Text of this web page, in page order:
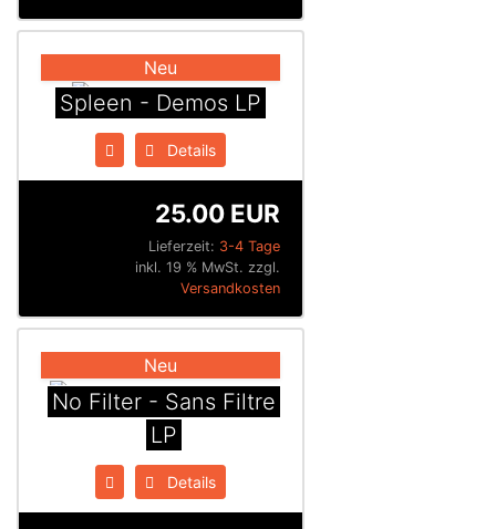
Neu
Spleen - Demos LP
Details
Lieferzeit: 3-4 Tage
25.00 EUR
inkl. 19 % MwSt. zzgl.
Versandkosten
Neu
No Filter - Sans Filtre
LP
Details